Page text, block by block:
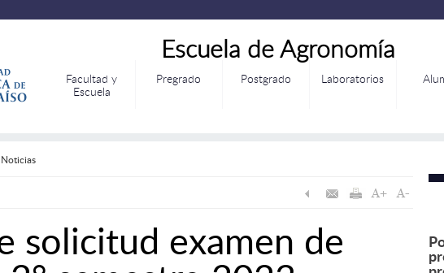
Escuela de Agronomía
Facultad y
Escuela
Pregrado Postgrado Laboratorios
Noticias
solicitud examen de